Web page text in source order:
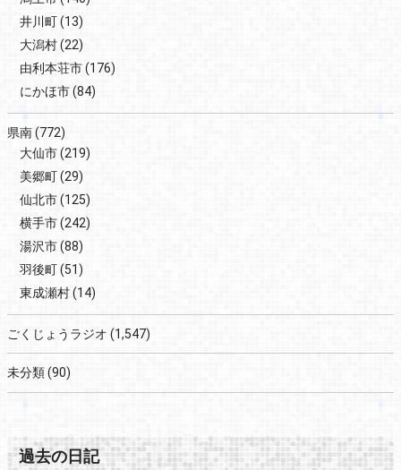
井川町(13)
大潟村(22)
由利本荘市(176)
にかほ市(84)
県南(772)
大仙市(219)
美郷町(29)
仙北市(125)
横手市(242)
湯沢市(88)
羽後町(51)
東成瀬村(14)
ごくじょうラジオ (1,547)
未分類(90)
過去の日記